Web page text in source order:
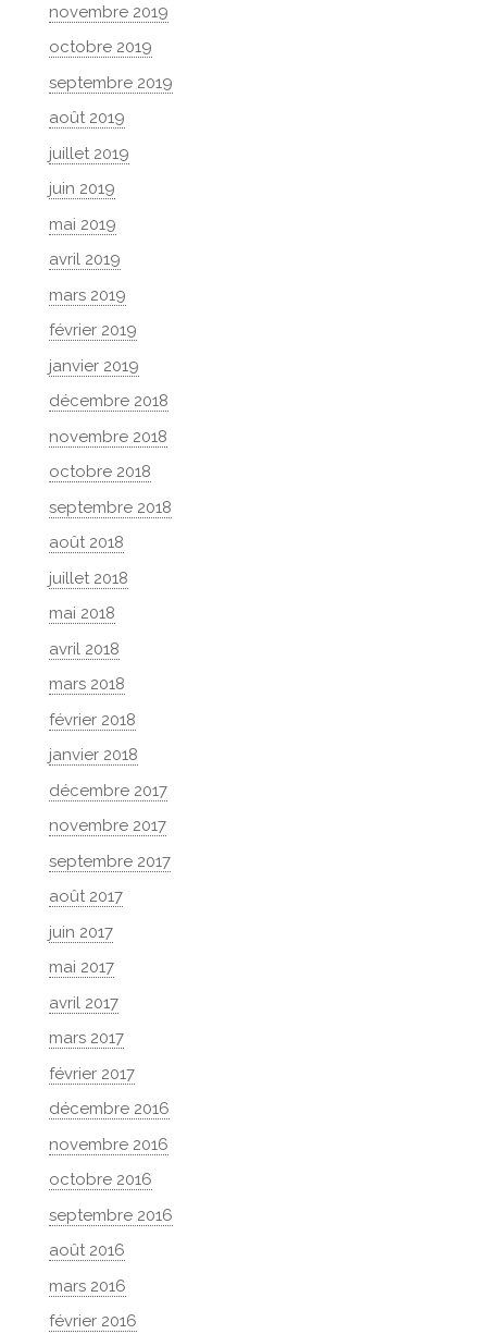
novembre 2019
octobre 2019
septembre 2019
août 2019
juillet 2019
juin 2019
mai 2019
avril 2019
mars 2019
février 2019
janvier 2019
décembre 2018
novembre 2018
octobre 2018
septembre 2018
août 2018
juillet 2018
mai 2018
avril 2018
mars 2018
février 2018
janvier 2018
décembre 2017
novembre 2017
septembre 2017
août 2017
juin 2017
mai 2017
avril 2017
mars 2017
février 2017
décembre 2016
novembre 2016
octobre 2016
septembre 2016
août 2016
mars 2016
février 2016